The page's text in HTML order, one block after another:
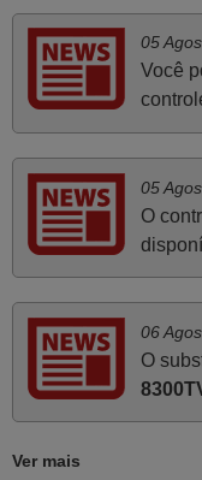
vossa eficiência no
foi de extrema
como usar o
passando pelos
tinha explicado
tinham comandos
Muito obrigada.
Já recebi o
origem mas
05
Você
05
O
06
O
Ver mais